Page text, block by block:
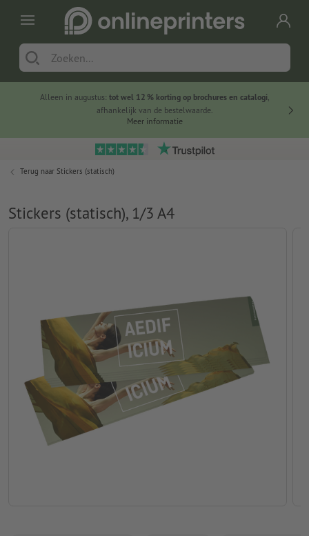
Alleen in augustus: tot wel 12 % korting op brochures en catalogi,
afhankelijk van de bestelwaarde.
Meer informatie
Terug naar Stickers (statisch)
Stickers (statisch), 1/3 A4